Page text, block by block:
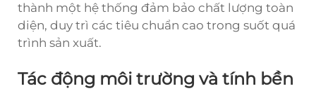
thành một hệ thống đảm bảo chất lượng toàn
diện, duy trì các tiêu chuẩn cao trong suốt quá
trình sản xuất.
Tác động môi trường và tính bền